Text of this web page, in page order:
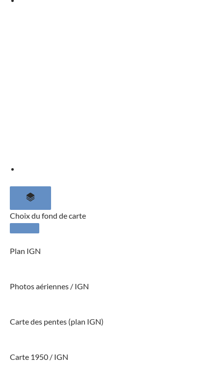
Choix du fond de carte
Plan IGN
Photos aériennes / IGN
Carte des pentes (plan IGN)
Carte 1950 / IGN